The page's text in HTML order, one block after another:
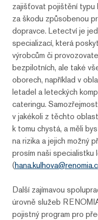
zajišťovat pojištění typu
za škodu způsobenou
dopravce. Letectví je
specializací, která
výrobcům či
bezpilotních, ale také
oborech, například v
letadel a leteckých
cateringu.
v jakékoli z těchto
k tomu chystá, a měli
na rizika a jejich možný
prosím naši
(
Další zajímavou
úrovně služeb
pojistný program pro